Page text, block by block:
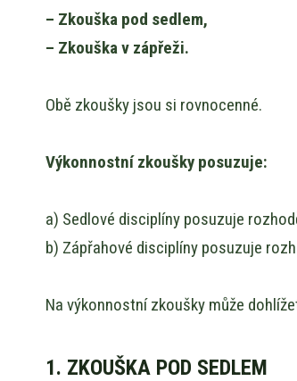
– Zkouška pod sedlem,
– Zkouška v zápřeži.
Obě zkoušky jsou si rovnocenné.
Výkonnostní zkoušky posuzuje:
a) Sedlové disciplíny posuzuje
b) Zápřahové disciplíny posuzuje
Na výkonnostní zkoušky může
1. ZKOUŠKA POD SEDLEM